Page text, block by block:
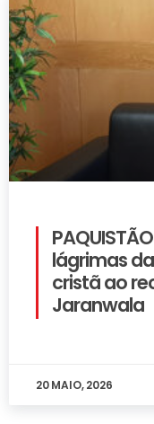
lágrimas
cristã ao
Jaranwala
20 MAIO, 2026